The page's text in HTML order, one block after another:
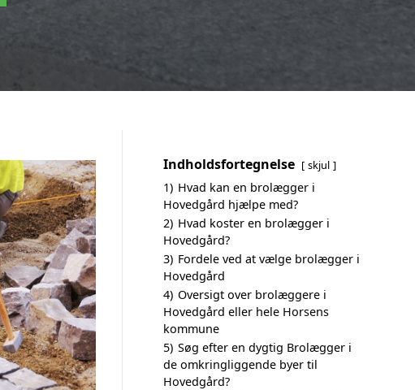
Indholdsfortegnelse skjul
1) Hvad kan en brolægger i
Hovedgård hjælpe med?
2) Hvad koster en brolægger i
Hovedgård?
3) Fordele ved at vælge brolægger i
Hovedgård
4) Oversigt over brolæggere i
Hovedgård eller hele Horsens
kommune
5) Søg efter en dygtig Brolægger i
de omkringliggende byer til
Hovedgård?